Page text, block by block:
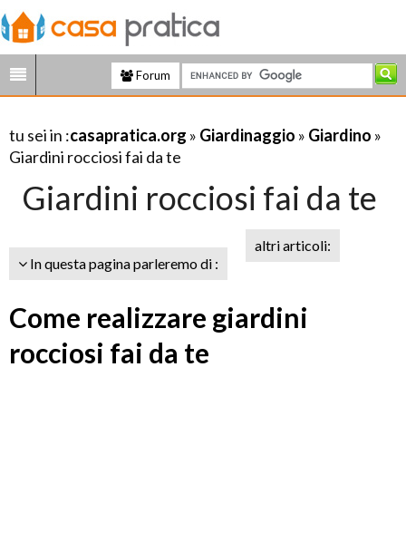
Forum
tu sei in :casapratica.org » Giardinaggio » Giardino »
Giardini rocciosi fai da te
Giardini rocciosi fai da te
In questa pagina parleremo di :
altri articoli:
Come realizzare giardini
rocciosi fai da te